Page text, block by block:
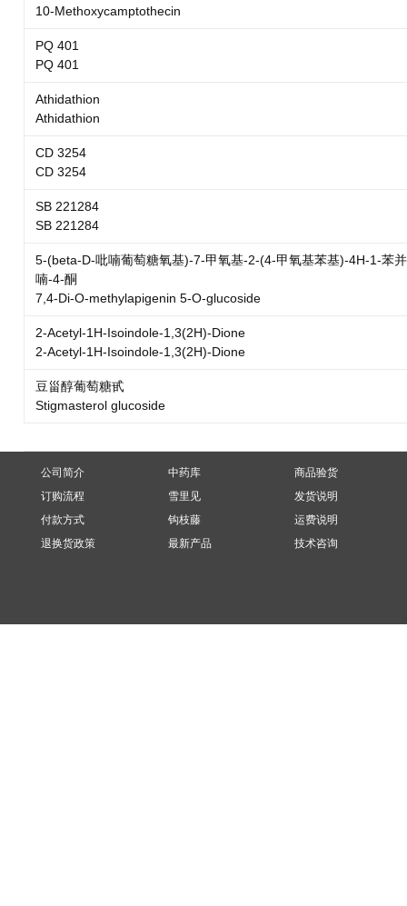
10-Methoxycamptothecin
PQ 401
PQ 401
Athidathion
Athidathion
CD 3254
CD 3254
SB 221284
SB 221284
5-(beta-D-吡喃葡萄糖氧基)-7-甲氧基-2-(4-甲氧基苯基)-4H-1-苯
喃-4-酮
7,4-Di-O-methylapigenin 5-O-glucoside
2-Acetyl-1H-Isoindole-1,3(2H)-Dione
2-Acetyl-1H-Isoindole-1,3(2H)-Dione
豆甾醇葡萄糖甙
Stigmasterol glucoside
公司简介
订购流程
付款方式
退换货政策
中药库
雪里见
钩枝藤
最新产品
商品验货
发货说明
运费说明
技术咨询